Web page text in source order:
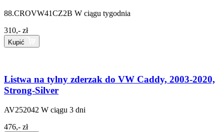
88.CROVW41CZ2B W ciągu tygodnia
310,- zł
Kupić
Listwa na tylny zderzak do VW Caddy, 2003-2020,
Strong-Silver
AV252042 W ciągu 3 dni
476,- zł